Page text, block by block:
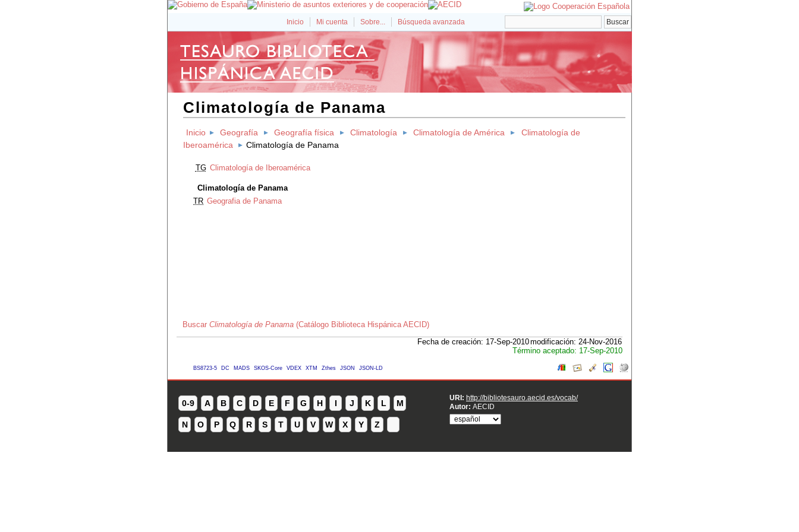
Inicio Mi cuenta Sobre... Búsqueda avanzada
Climatología de Panama
Inicio Geografía Geografía física Climatología Climatología de América
Climatología de
Iberoamérica
Climatología de Panama
TG Climatología de Iberoamérica
Climatología de Panama
TR Geografia de Panama
Buscar Climatología de Panama (Catálogo Biblioteca Hispánica AECID)
Fecha de creación: 17-Sep-2010modificación: 24-Nov-2016
Término aceptado: 17-Sep-2010
BS8723-5 DC MADS SKOS-Core VDEX XTM Zthes JSON JSON-LD
0-9 A B C D E F G H I J K L M
N O P Q R S T U V W X Y Z
URI: http://bibliotesauro.aecid.es/vocab/
Autor: AECID